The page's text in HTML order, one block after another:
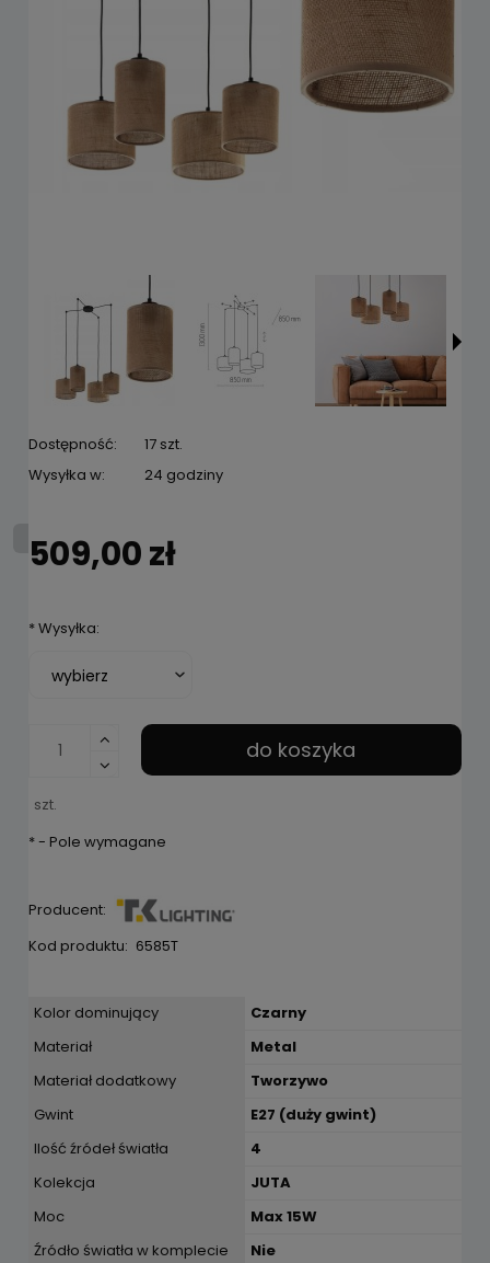
Dostępność:
17 szt.
Wysyłka w:
24 godziny
509,00 zł
*Wysyłka:
szt.
do koszyka
*- Pole wymagane
Producent:
Kod produktu: 6585T
Kolor dominujący
Czarny
Materiał
Metal
Materiał dodatkowy
Tworzywo
Gwint
E27 (duży gwint)
Ilość źródeł światła
4
Kolekcja
JUTA
Moc
Max 15W
Źródło światła w komplecie
Nie